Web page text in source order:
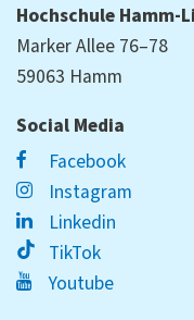
Hochschule Hamm-
Marker Allee 76–78
59063 Hamm
Social Media
Facebook
Instagram
Linkedin
TikTok
Youtube